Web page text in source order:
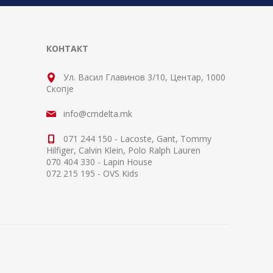
КОНТАКТ
Ул. Васил Главинов 3/10, Центар, 1000
Скопје
info@cmdelta.mk
071 244 150 - Lacoste, Gant, Tommy
Hilfiger, Calvin Klein, Polo Ralph Lauren
070 404 330 - Lapin House
072 215 195 - OVS Kids